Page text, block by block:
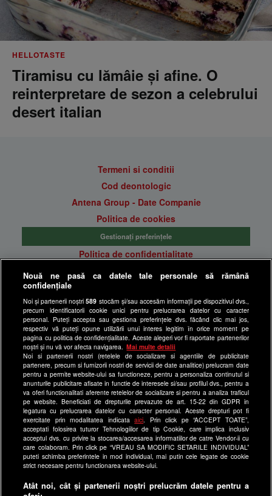
HELLOTASTE
Tiramisu cu lămâie și afine. O
reinterpretare de sezon a celebrului
desert italian
Termeni si conditii
Cod deontologic
Antena Group - Date Companie
Politica de cookies
Gestionați preferințele
Politica de confidentialitate
Anunturi gratuite pe Lajumate.ro
Program Happy Channel
Echipa editorială
Site-uri Antena Group
a1.ro
antenastars.ro
as.ro
catine.ro
chefi.ro
deparinti.ro
medicool.ro
spynews.ro
Nouă ne pasă ca datele tale personale să rămână
confidențiale
Noi și partenerii noștri589 stocăm și/sau accesăm informații pe dispozitivul dvs.,
precum identificatorii cookie unici pentru prelucrarea datelor cu caracter
personal. Puteți accepta sau gestiona preferințele dvs. făcând clic mai jos,
respectiv vă puteți opune utilizării unui interes legitim în orice moment pe
pagina cu politica de confidențialitate. Aceste alegeri vor fi raportate partenerilor
noștri și nu vă vor afecta navigarea.
Mai multe detalii
Noi si partenerii nostri (retelele de socializare si agentiile de publicitate
partenere, precum si furnizorii nostri de servicii de date analitice) prelucram date
pentru a permite website-ului sa functioneze, pentru a personaliza continutul si
anunturile publicitare afisate in functie de interesele si/sau profilul dvs., pentru a
va oferi functionalitati aferente retelelor de socializare si pentru a analiza traficul
pe website. Beneficiati de drepturile prevazute de art. 15-22 din GDPR in
legatura cu prelucrarea datelor cu caracter personal. Aceste drepturi pot fi
exercitate prin modalitatea indicataaici . Prin click pe “ACCEPT TOATE”,
acceptati folosirea tuturor Tehnologiilor de tip Cookie, care implica inclusiv
acceptul dvs. cu privire la stocarea/accesarea informatiilor de catre Vendor-ii cu
care colaboram. Prin click pe “VREAU SA MODIFIC SETARILE INDIVIDUAL”
puteti schimba preferintele in mod individual, mai putin cele legate de cookie
strict necesare pentru functionarea website-ului.
Atât noi, cât și partenerii noștri prelucrăm datele pentru a